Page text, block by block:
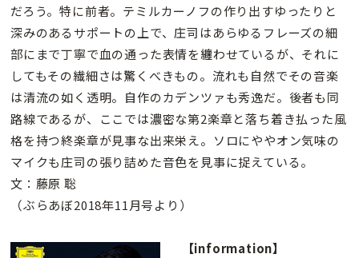
だろう。特に前者。テミルカーノフの作り出すゆったりと
深みのあるサポートの上で、庄司はあらゆるフレーズの細
部にまで丁寧で血の通った表情を纏わせているが、それに
してもその繊細さは驚くべきもの。流れも自然でその音楽
は清流の如く透明。自作のカデンツァも秀逸だ。後者も同
路線であるが、ここでは濃密な第2楽章と落ち着き払った風
格を持つ終楽章が見事な出来栄え。ソロにややオン気味の
マイクも庄司の張り詰めた音色を見事に捉えている。
文：藤原 聡
（ぶらあぼ2018年11月号より）
【information】